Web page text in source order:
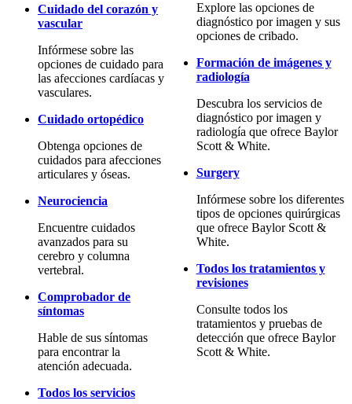
Cuidado del corazón y
vascular
Infórmese sobre las
opciones de cuidado para
las afecciones cardíacas y
vasculares.
Cuidado ortopédico
Obtenga opciones de
cuidados para afecciones
articulares y óseas.
Neurociencia
Encuentre cuidados
avanzados para su
cerebro y columna
vertebral.
Comprobador de
síntomas
Hable de sus síntomas
para encontrar la
atención adecuada.
Todos los servicios
Explore las opciones de
diagnóstico por imagen y sus
opciones de cribado.
Formación de imágenes y
radiología
Descubra los servicios de
diagnóstico por imagen y
radiología que ofrece Baylor
Scott & White.
Surgery
Infórmese sobre los diferentes
tipos de opciones quirúrgicas
que ofrece Baylor Scott &
White.
Todos los tratamientos y
revisiones
Consulte todos los
tratamientos y pruebas de
detección que ofrece Baylor
Scott & White.